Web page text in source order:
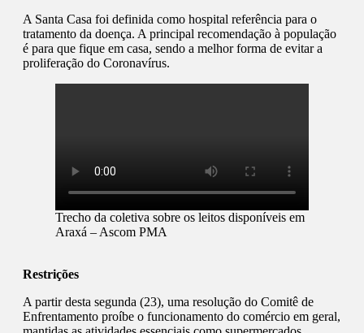
A Santa Casa foi definida como hospital referência para o
tratamento da doença. A principal recomendação à população
é para que fique em casa, sendo a melhor forma de evitar a
proliferação do Coronavírus.
Trecho da coletiva sobre os leitos disponíveis em
Araxá – Ascom PMA
Restrições
A partir desta segunda (23), uma resolução do Comitê de
Enfrentamento proíbe o funcionamento do comércio em geral,